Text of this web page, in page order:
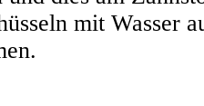
mit Wasser